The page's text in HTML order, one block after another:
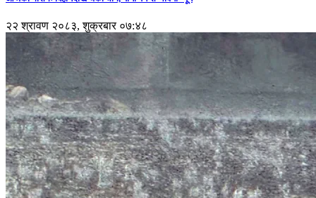
२२ श्रावण २०८३, शुक्रबार ०७:४८